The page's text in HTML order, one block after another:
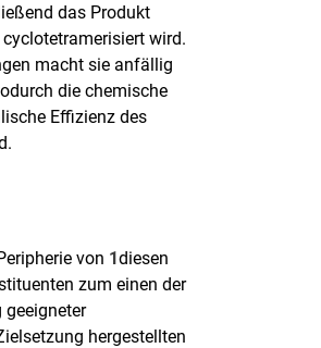
das Produkt
cyclotetramerisiert wird.
macht sie anfällig
die chemische
Effizienz des
von 1diesen
zum einen der
geeigneter
hergestellten